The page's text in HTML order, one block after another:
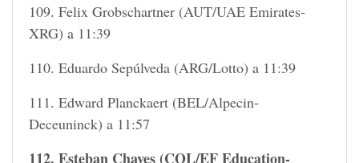
109. Felix Grobschartner (AUT/UAE Emirates-
XRG) a 11:39
110. Eduardo Sepúlveda (ARG/Lotto) a 11:39
111. Edward Planckaert (BEL/Alpecin-
Deceuninck) a 11:57
112. Esteban Chaves (COL/EF Education-